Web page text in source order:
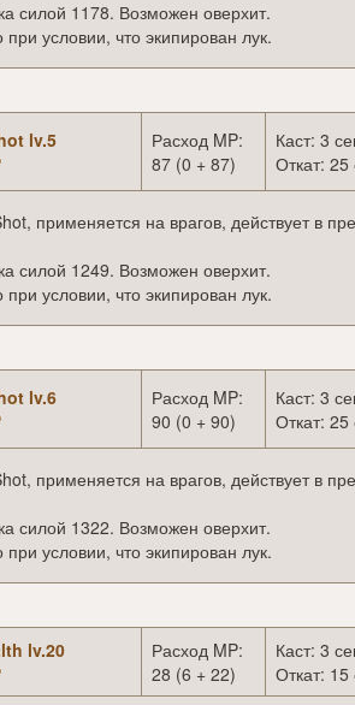
силой 1178. Возможен оверхит.
при условии, что экипирован лук.
lv.5
Расход MP:
87 (0 + 87)
Каст: 3
Откат: 25
применяется на врагов, действует в
силой 1249. Возможен оверхит.
при условии, что экипирован лук.
lv.6
Расход MP:
90 (0 + 90)
Каст: 3
Откат: 25
применяется на врагов, действует в
силой 1322. Возможен оверхит.
при условии, что экипирован лук.
lv.20
Расход MP:
28 (6 + 22)
Каст: 3
Откат: 15